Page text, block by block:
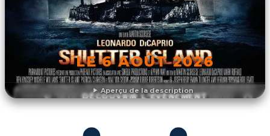
Aperçu de la description
LE 6 AOÛT 2026
DÉCOUVRIR L'ÉVÉNEMENT